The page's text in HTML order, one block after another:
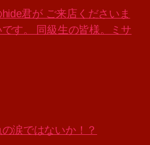
君が ご来店くださいま
す。 同級生の皆様。ミサ
涙ではないか！？